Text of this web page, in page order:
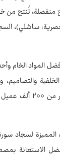
وبفضل أكثر
لسجاد
الاستعانة